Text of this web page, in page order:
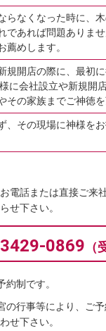
らなくなった時に、
であれば問題ありま
薦めします。
規開店の際に、最初
に会社設立や新規開
その家族までご神徳
、その現場に神様を
電話または直接ご来
せ下さい。
0869
制です。
行事等により、ご
せ下さい。